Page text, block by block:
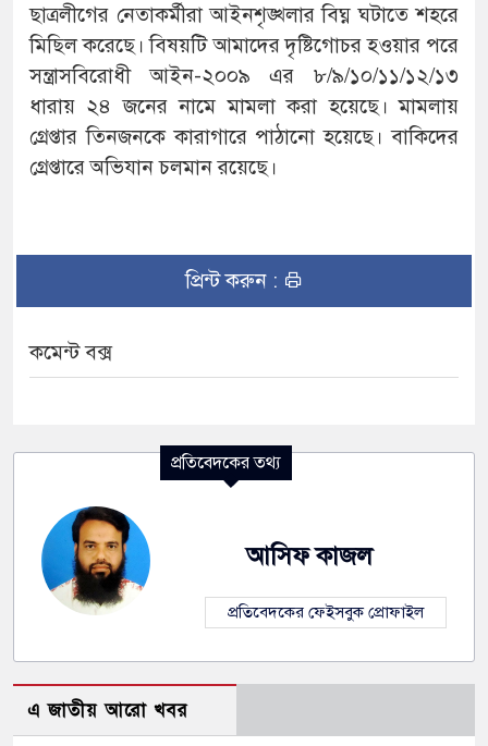
ছাত্রলীগের নেতাকর্মীরা আইনশৃঙ্খলার বিঘ্ন ঘটাতে শহরে
মিছিল করেছে। বিষয়টি আমাদের দৃষ্টিগোচর হওয়ার পরে
সন্ত্রাসবিরোধী আইন-২০০৯ এর ৮/৯/১০/১১/১২/১৩
ধারায় ২৪ জনের নামে মামলা করা হয়েছে। মামলায়
গ্রেপ্তার তিনজনকে কারাগারে পাঠানো হয়েছে। বাকিদের
গ্রেপ্তারে অভিযান চলমান রয়েছে।
প্রিন্ট করুন :
কমেন্ট বক্স
প্রতিবেদকের তথ্য
আসিফ কাজল
প্রতিবেদকের ফেইসবুক প্রোফাইল
এ জাতীয় আরো খবর